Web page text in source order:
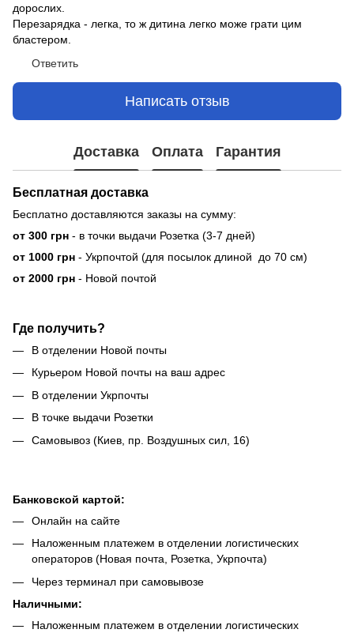
дорослих.
Перезарядка - легка, то ж дитина легко може грати цим
бластером.
Ответить
Написать отзыв
Доставка Оплата Гарантия
Бесплатная доставка
Бесплатно доставляются заказы на сумму:
от 300 грн - в точки выдачи Розетка (3-7 дней)
от 1000 грн - Укрпочтой (для посылок длиной до 70 см)
от 2000 грн - Новой почтой
Где получить?
В отделении Новой почты
Курьером Новой почты на ваш адрес
В отделении Укрпочты
В точке выдачи Розетки
Самовывоз (Киев, пр. Воздушных сил, 16)
Банковской картой:
Онлайн на сайте
Наложенным платежем в отделении логистических
операторов (Новая почта, Розетка, Укрпочта)
Через терминал при самовывозе
Наличными:
Наложенным платежем в отделении логистических